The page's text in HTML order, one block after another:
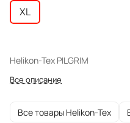
XL
Helikon-Tex PILGRIM
Все описание
Все товары Helikon-Tex